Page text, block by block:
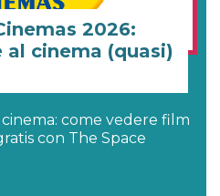
2026:
al cinema (quasi)
come vedere film
con The Space